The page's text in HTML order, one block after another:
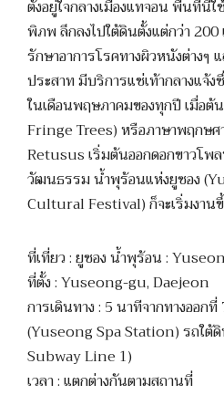
ตั้งอยู่ใจกลางเมืองแทจอน พื้นที่นี้
พิภพ ลึกลงไปใต้ดินตั้งแต่กว่า
รักษาอาการโรคทางผิวหนังต่างๆ
ประสาท มีบริการแช่เท้ากลางแจ้
ในเดือนพฤษภาคมของทุกปี เมื่อ
Fringe Trees) หรือภาษาพฤกษ
Retusus เริ่มต้นออกดอกขาวโพ
วัฒนธรรม น้ำพุร้อนแห่งยูซอง
Cultural Festival) ก็จะเริ่มงาน
ที่เที่ยว : ยูซอง น้ำพุร้อน :
ที่ตั้ง : Yuseong-gu, Daejeon
การเดินทาง : 5 นาทีจากทางออก
(Yuseong Spa Station) รถใต้
Subway Line 1)
เวลา : แตกต่างกันตามสถานที่